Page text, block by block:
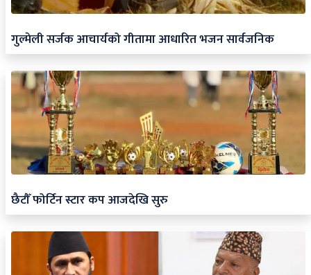
गुल्मेली सर्जक आचार्यको गीतामा आधारित भजन सार्वजनिक
छैटौँ फोर्टिन स्टार कप आजदेखि सुरु